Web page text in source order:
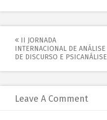
II JORNADA
INTERNACIONAL DE ANÁLISE
DE DISCURSO E PSICANÁLISE
Leave A Comment